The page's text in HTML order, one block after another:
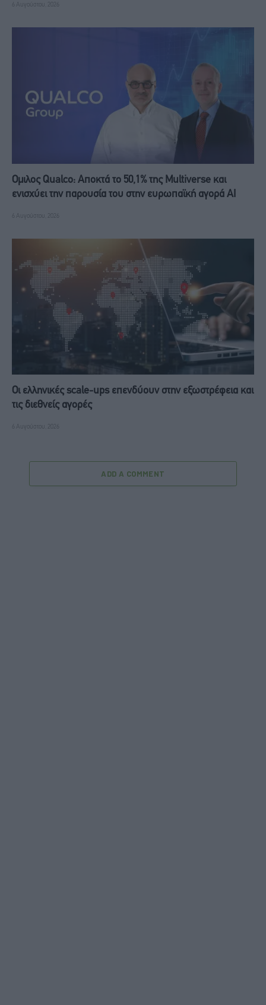
6 Αυγούστου, 2026
Ομιλος Qualco: Αποκτά το 50,1% της Multiverse και
ενισχύει την παρουσία του στην ευρωπαϊκή αγορά ΑΙ
6 Αυγούστου, 2026
Οι ελληνικές scale-ups επενδύουν στην εξωστρέφεια και
τις διεθνείς αγορές
6 Αυγούστου, 2026
ADD A COMMENT